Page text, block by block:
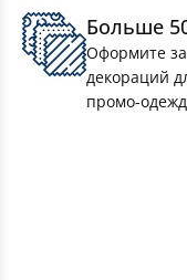
Флаги стран
Флаги РФ
Больше
Оформите
декораций
промо-